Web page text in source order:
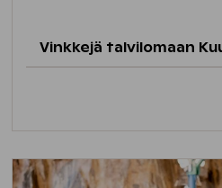
Vinkkejä talvilomaan
makuun: mm. ice
jääkiipeilyä, poroja,
huskeja ja lumikenkäilyä.